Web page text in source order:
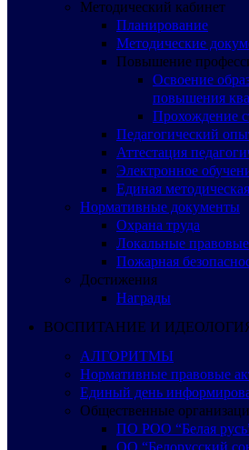
Методический кабинет
Планирование
Методические
Повышение
Освоение
повышения
Прохождение
Педагогический
Аттестация
Электронное
Единая
Нормативные документы
Охрана труда
Локальные
Пожарная
Достижения
Награды
ВОСПИТАНИЕ И
АЛГОРИТМЫ
Нормативные правовые
Единый день
Общественные
ПО РОО “Белая
ОО “Белорусский